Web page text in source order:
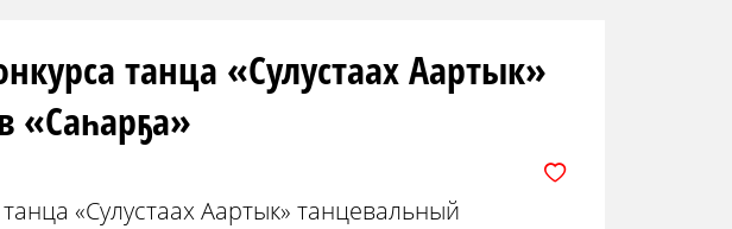
танца «Сулустаах Аартык»
«Саһарҕа»
«Сулустаах Аартык» танцевальный